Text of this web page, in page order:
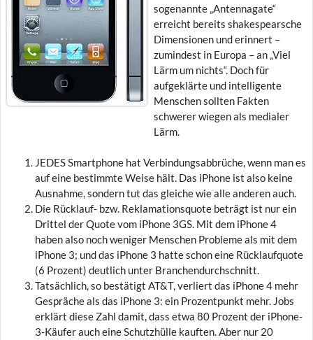
sogenannte „Antennagate“
erreicht bereits shakespearsche
Dimensionen und erinnert –
zumindest in Europa – an „Viel
Lärm um nichts“. Doch für
aufgeklärte und intelligente
Menschen sollten Fakten
schwerer wiegen als medialer
Lärm.
JEDES Smartphone hat Verbindungsabbrüche, wenn man es
auf eine bestimmte Weise hält. Das iPhone ist also keine
Ausnahme, sondern tut das gleiche wie alle anderen auch.
Die Rücklauf- bzw. Reklamationsquote beträgt ist nur ein
Drittel der Quote vom iPhone 3GS. Mit dem iPhone 4
haben also noch weniger Menschen Probleme als mit dem
iPhone 3; und das iPhone 3 hatte schon eine Rücklaufquote
(6 Prozent) deutlich unter Branchendurchschnitt.
Tatsächlich, so bestätigt AT&T, verliert das iPhone 4 mehr
Gespräche als das iPhone 3: ein Prozentpunkt mehr. Jobs
erklärt diese Zahl damit, dass etwa 80 Prozent der iPhone-
3-Käufer auch eine Schutzhülle kauften. Aber nur 20